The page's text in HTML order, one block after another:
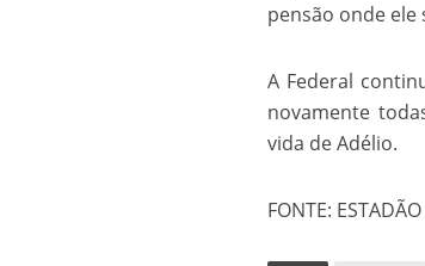
pensão onde ele
A Federal
novamente
vida de Adélio.
FONTE: